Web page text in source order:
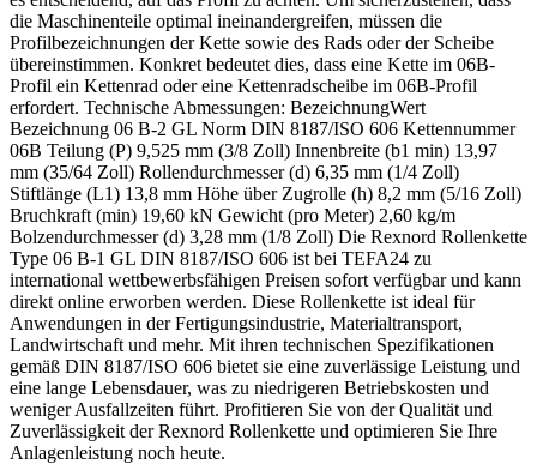
die Maschinenteile optimal ineinandergreifen, müssen die
Profilbezeichnungen der Kette sowie des Rads oder der Scheibe
übereinstimmen. Konkret bedeutet dies, dass eine Kette im 06B-
Profil ein Kettenrad oder eine Kettenradscheibe im 06B-Profil
erfordert. Technische Abmessungen: BezeichnungWert
Bezeichnung 06 B-2 GL Norm DIN 8187/ISO 606 Kettennummer
06B Teilung (P) 9,525 mm (3/8 Zoll) Innenbreite (b1 min) 13,97
mm (35/64 Zoll) Rollendurchmesser (d) 6,35 mm (1/4 Zoll)
Stiftlänge (L1) 13,8 mm Höhe über Zugrolle (h) 8,2 mm (5/16 Zoll)
Bruchkraft (min) 19,60 kN Gewicht (pro Meter) 2,60 kg/m
Bolzendurchmesser (d) 3,28 mm (1/8 Zoll) Die Rexnord Rollenkette
Type 06 B-1 GL DIN 8187/ISO 606 ist bei TEFA24 zu
international wettbewerbsfähigen Preisen sofort verfügbar und kann
direkt online erworben werden. Diese Rollenkette ist ideal für
Anwendungen in der Fertigungsindustrie, Materialtransport,
Landwirtschaft und mehr. Mit ihren technischen Spezifikationen
gemäß DIN 8187/ISO 606 bietet sie eine zuverlässige Leistung und
eine lange Lebensdauer, was zu niedrigeren Betriebskosten und
weniger Ausfallzeiten führt. Profitieren Sie von der Qualität und
Zuverlässigkeit der Rexnord Rollenkette und optimieren Sie Ihre
Anlagenleistung noch heute.